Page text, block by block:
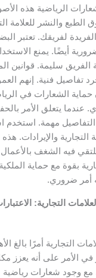
الرياضية هذه
والنشر للعلامة
لفريقك. تعتبر
أيضًا. يمنع
سليمة. قوانين
تفاصيل فنية. إنهم
حماية الشعارات في
عندما يتعلق الأمر
التجارية والإيرادات.
فيه الشغف
بقوة مع حماية
أمر ضروري.
التجارية:
التجارية أمرًا بالغ
في الأمر على أنه يعزز
وجود شعارات رياضية